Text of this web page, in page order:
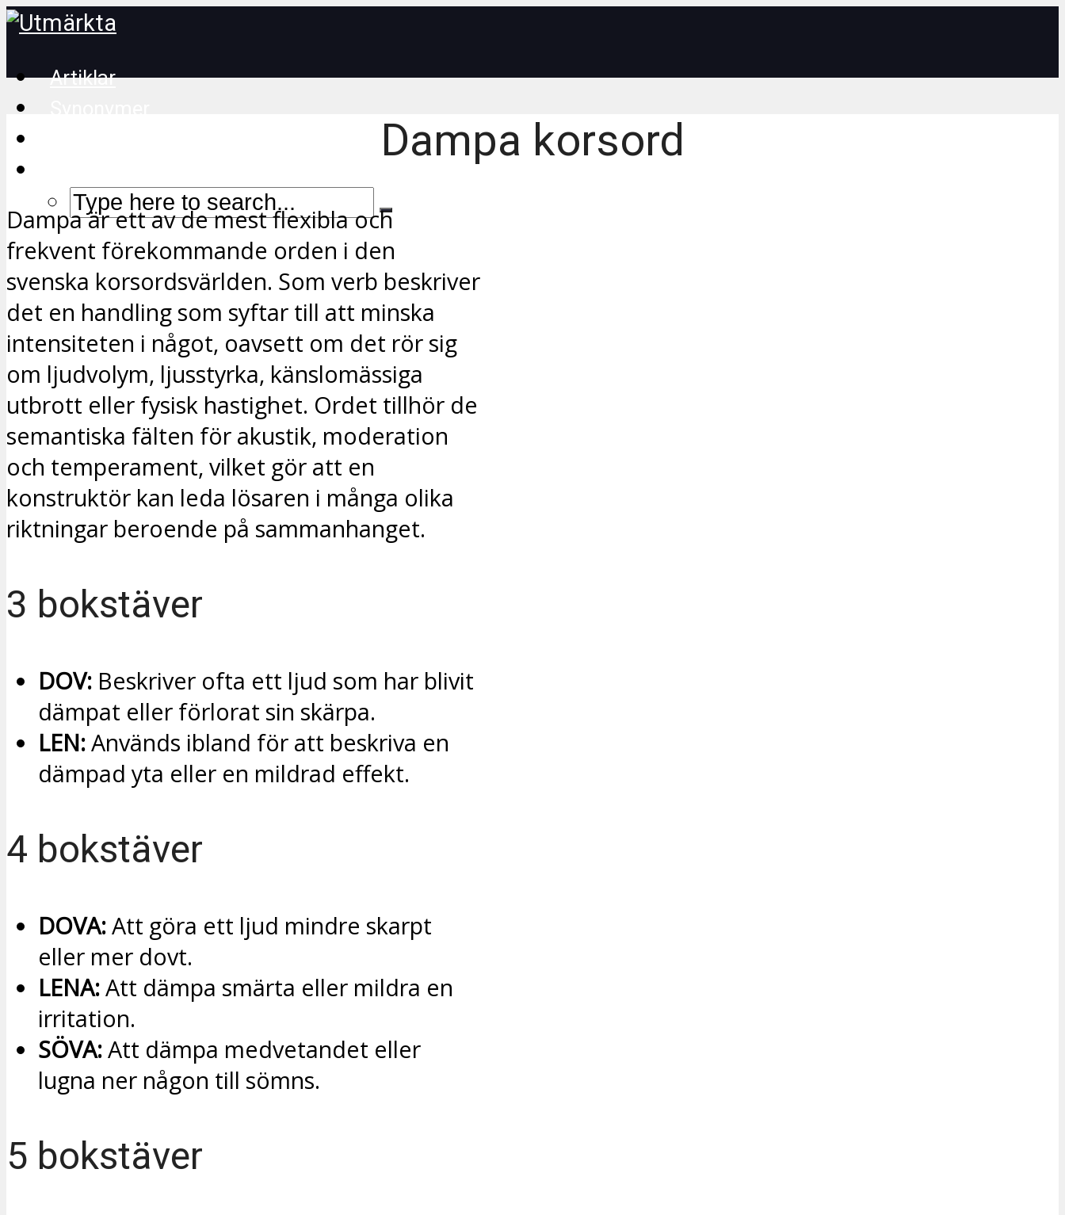
Artiklar
Dampa korsord
Dampa är ett av de mest flexibla och
frekvent förekommande orden i den
svenska korsordsvärlden. Som verb beskriver
det en handling som syftar till att minska
intensiteten i något, oavsett om det rör sig
om ljudvolym, ljusstyrka, känslomässiga
utbrott eller fysisk hastighet. Ordet tillhör de
semantiska fälten för akustik, moderation
och temperament, vilket gör att en
konstruktör kan leda lösaren i många olika
riktningar beroende på sammanhanget.
3 bokstäver
DOV: Beskriver ofta ett ljud som har blivit
dämpat eller förlorat sin skärpa.
LEN:Används ibland för att beskriva en
dämpad yta eller en mildrad effekt.
4 bokstäver
DOVA:Att göra ett ljud mindre skarpt
eller mer dovt.
LENA:Att dämpa smärta eller mildra en
irritation.
SÖVA:Att dämpa medvetandet eller
lugna ner någon till sömns.
5 bokstäver